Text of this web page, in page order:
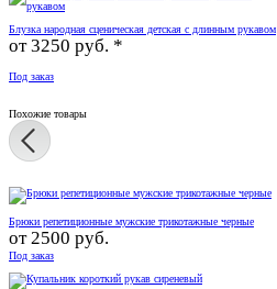
Блузка народная сценическая детская с длинным рукавом
от3250 руб. *
Под заказ
Похожие товары
Брюки репетиционные мужские трикотажные черные
от2500 руб.
Под заказ